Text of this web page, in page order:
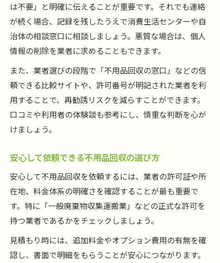
は不要」と明確に伝えることが重要です。それでも連絡
が続く場合、記録を残したうえで消費生活センターや自
治体の相談窓口に相談しましょう。悪質な場合は、個人
情報の削除を業者に求めることもできます。
また、業者選びの段階で「不用品回収の窓口」などの信
頼できる比較サイトや、許可番号が明記された業者を利
用することで、再勧誘リスクを減らすことができます。
口コミや利用者の体験談も参考にし、慎重な判断を心が
けましょう。
安心して依頼できる不用品回収の選び方
安心して不用品回収を依頼するには、業者の許可証や所
在地、料金体系の明確さを確認することが最も重要で
す。特に「一般廃棄物収集運搬業」などの正式な許可を
持つ業者であるかをチェックしましょう。
見積もり時には、追加料金やオプション費用の有無を確
認し、書面で明細をもらうことが安心につながります。